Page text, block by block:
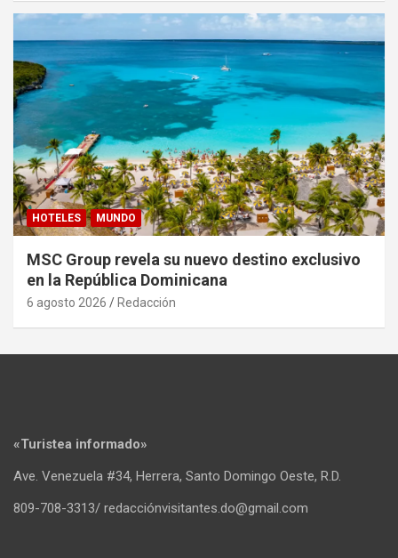
HOTELES MUNDO
MSC Group revela su nuevo destino exclusivo
en la República Dominicana
6 agosto 2026 Redacción
«Turistea informado»
Ave. Venezuela #34, Herrera, Santo Domingo Oeste, R.D.
809-708-3313/ redacciónvisitantes.do@gmail.com